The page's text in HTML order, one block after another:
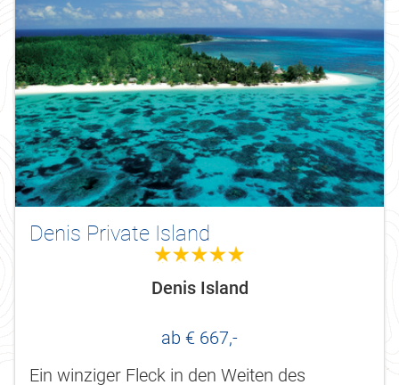
Denis Private Island
5.0
Denis Island
ab € 667,-
Ein winziger Fleck in den Weiten des